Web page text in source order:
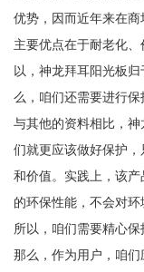
优势，因而近年来在
主要优点在于耐老化
以，神龙拜耳阳光板
么，咱们还需要进行保
与其他的资料相比，
们就更应该做好保护
和价值。实践上，该
的环保性能，不会对环
所以，咱们需要精心保
那么，作为用户，咱